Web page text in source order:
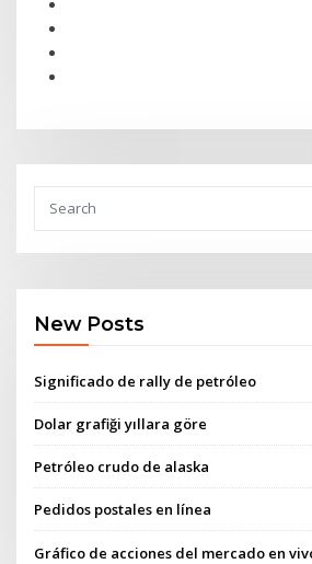
New Posts
Significado de rally de petróleo
Dolar grafiği yıllara göre
Petróleo crudo de alaska
Pedidos postales en línea
Gráfico de acciones del mercado en